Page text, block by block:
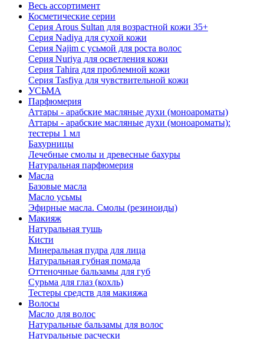
Весь ассортимент
Косметические серии
Серия Arous Sultan для возрастной кожи 35+
Серия Nadiya для сухой кожи
Серия Najim с усьмой для роста волос
Серия Nuriya для осветления кожи
Серия Tahira для проблемной кожи
Серия Tasfiya для чувствительной кожи
УСЬМА
Парфюмерия
Аттары - арабские масляные духи (моноароматы)
Аттары - арабские масляные духи (моноароматы):
тестеры 1 мл
Бахурницы
Лечебные смолы и древесные бахуры
Натуральная парфюмерия
Масла
Базовые масла
Масло усьмы
Эфирные масла. Смолы (резиноиды)
Макияж
Натуральная тушь
Кисти
Минеральная пудра для лица
Натуральная губная помада
Оттеночные бальзамы для губ
Сурьма для глаз (кохль)
Тестеры средств для макияжа
Волосы
Масло для волос
Натуральные бальзамы для волос
Натуральные расчески